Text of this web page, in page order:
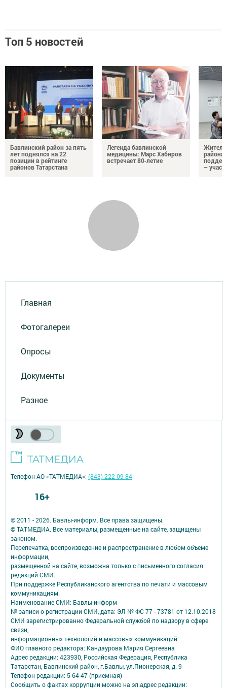
Топ 5 новостей
Бавлинский район за пять
лет поднялся на 22
позиции в рейтинге
районов Татарстана
Легенда бавлинской
медицины: Марс Хабиров
встречает 80‑летие
Жители
–
Главная
Фотогалереи
Опросы
Документы
Разное
© 2011 - 2026. Бавлы-информ. Все права защищены.
© ТАТМЕДИА. Все материалы, размещенные на сайте, защищены
законом.
Перепечатка, воспроизведение и распространение в любом объеме
информации,
размещенной на сайте, возможна только с письменного согласия
редакций СМИ.
При поддержке Республиканского агентства по печати и массовым
коммуникациям.
Наименование СМИ: Бавлы-информ
№ записи о регистрации СМИ, дата: ЭЛ № ФС 77 - 73781 от 12.10.2018
СМИ зарегистрированно Федеральной службой по надзору в сфере
связи,
информационных технологий и массовых коммуникаций
ФИО главного редактора: Кандаурова Мария Сергеевна
Адрес редакции: 423930, Российская Федерация, Республика
Татарстан, Бавлинский район, г.Бавлы, ул.Пионерская, д. 9
Телефон редакции: 5-64-47 (приемная)
Сообщить о фактах коррупции можно на эл.адрес редакции:
Телефон АО «ТАТМЕДИА»:(843) 222 09 84
16+